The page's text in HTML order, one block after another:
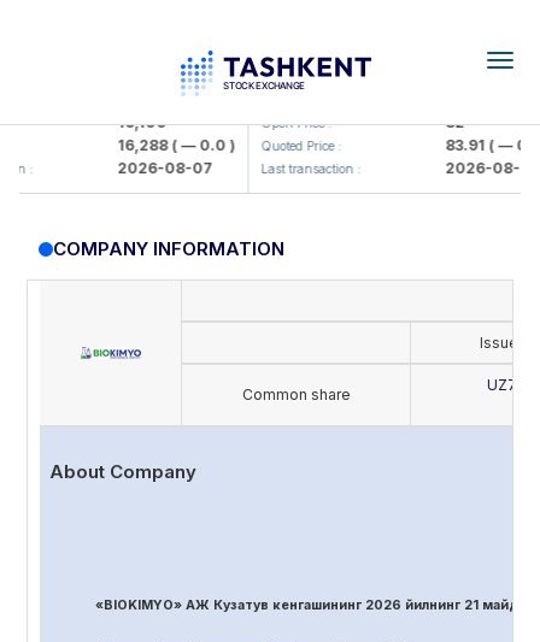
16,100
16,288( — 0.0 )
2026-08-07
KFSK (<Kafolat sug'urta
Open Price : 82
Quoted Price : 83.91( — 0.0 )
Last transaction : 2026-08-07
COMPANY INFORMATION
Issue's
Common share
About Company
«BIOKIMYO» АЖ Кузатув кенгашининг 2026 йилнинг 21